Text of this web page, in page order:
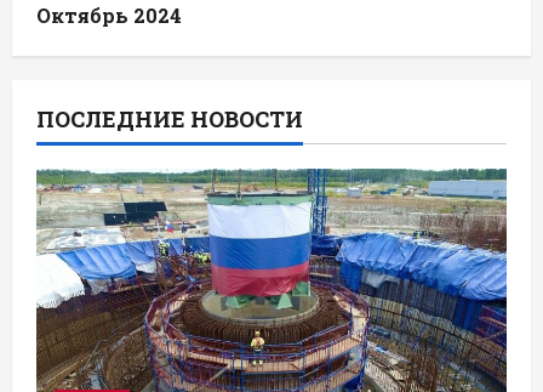
Октябрь 2024
ПОСЛЕДНИЕ НОВОСТИ